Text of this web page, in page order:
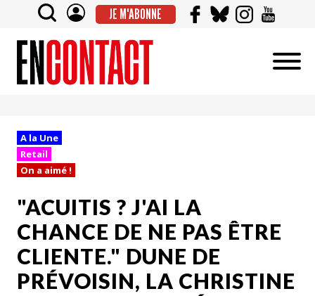
JE M'ABONNE
A la Une
Retail
On a aimé !
"ACUITIS ? J'AI LA
CHANCE DE NE PAS ÊTRE
CLIENTE." DUNE DE
PRÉVOISIN, LA CHRISTINE